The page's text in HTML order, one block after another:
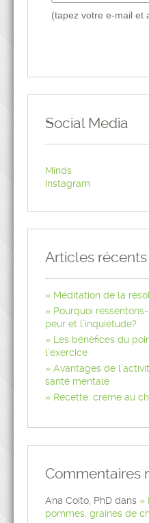
(tapez votre e-mail et
Social Media
Minds
Instagram
Articles récents
Méditation de la
Pourquoi
peur et l’inquiétude?
Les bénéfices du
l’exercice
Avantages de
santé mentale
Recette: crème au
Commentaires
Ana Coito, PhD dans
pommes, graines de